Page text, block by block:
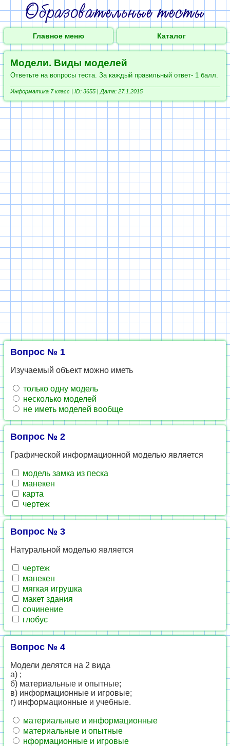
Главное меню Каталог
Модели. Виды моделей
Ответьте на вопросы теста. За каждый правильный ответ- 1 балл.
Информатика 7 класс | ID: 3655 | Дата: 27.1.2015
Вопрос № 1
Изучаемый объект можно иметь
только одну модель
несколько моделей
не иметь моделей вообще
Вопрос № 2
Графической информационной моделью является
модель замка из песка
манекен
карта
чертеж
Вопрос № 3
Натуральной моделью является
чертеж
манекен
мягкая игрушка
макет здания
сочинение
глобус
Вопрос № 4
Модели делятся на 2 вида
а) ;
б) материальные и опытные;
в) информационные и игровые;
г) информационные и учебные.
материальные и информационные
материальные и опытные
нформационные и игровые